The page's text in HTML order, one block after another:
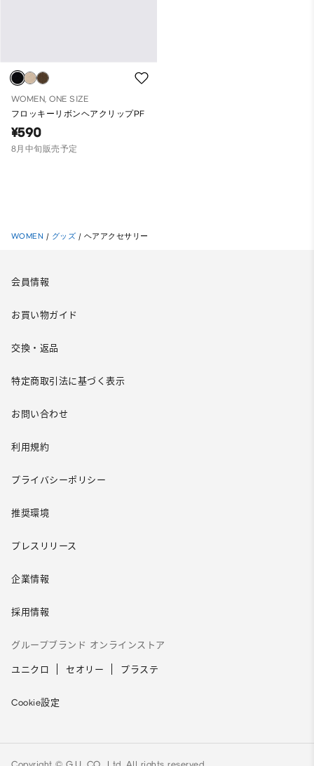
WOMEN, ONE SIZE
フロッキーリボンヘアクリップPF
¥590
8月中旬販売予定
WOMEN / グッズ / ヘアアクセサリー
会員情報
お買い物ガイド
交換・返品
特定商取引法に基づく表示
お問い合わせ
利用規約
プライバシーポリシー
推奨環境
プレスリリース
企業情報
採用情報
グループブランド オンラインストア
ユニクロ セオリー プラステ
Cookie設定